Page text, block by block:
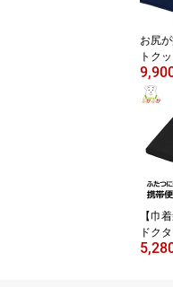
腰当
お尻
トク
さ5cm
りに
ッシ
肩の
蒸れ
ダイ
ボデ
ト 資
り
【巾
ドク
シー